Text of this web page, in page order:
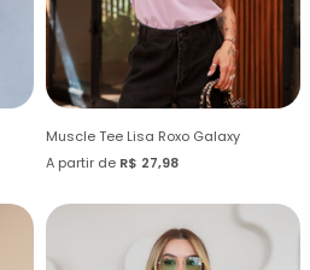
Muscle Tee Lisa Roxo Galaxy
A partir de R$ 27,98